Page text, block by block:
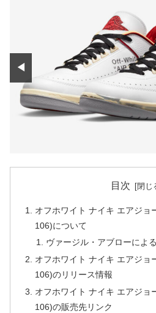
◀
目次
オフホワイト ナイキ エアジョ
106)について
ヴァージル・アブローによ
オフホワイト ナイキ エアジョ
106)のリリース情報
オフホワイト ナイキ エアジョ
106)の販売先リンク